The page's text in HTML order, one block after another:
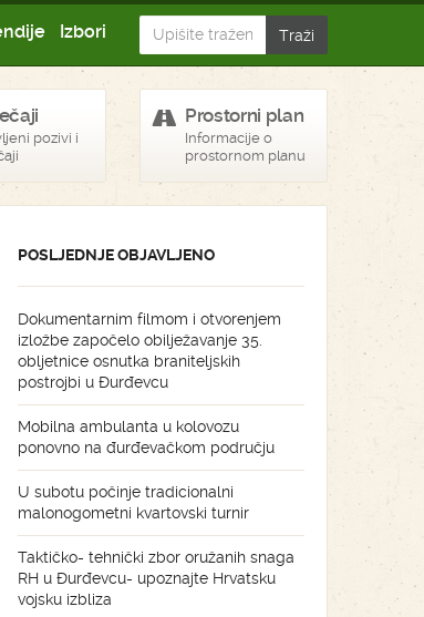
Izbori
pozivi i
Prostorni plan
Informacije o
prostornom planu
POSLJEDNJE OBJAVLJENO
Dokumentarnim filmom i otvorenjem
izložbe započelo obilježavanje 35.
obljetnice osnutka braniteljskih
postrojbi u Đurđevcu
Mobilna ambulanta u kolovozu
ponovno na đurđevačkom području
U subotu počinje tradicionalni
malonogometni kvartovski turnir
Taktičko- tehnički zbor oružanih snaga
RH u Đurđevcu- upoznajte Hrvatsku
vojsku izbliza